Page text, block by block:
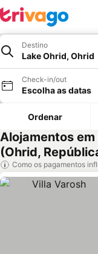
Destino
Lake Ohrid, Ohrid
Check-in/out
Escolha as datas
Ordenar
Alojamentos
(Ohrid,
Como os pagamentos